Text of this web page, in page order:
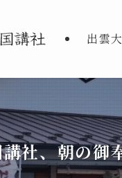
出雲
社、朝の御